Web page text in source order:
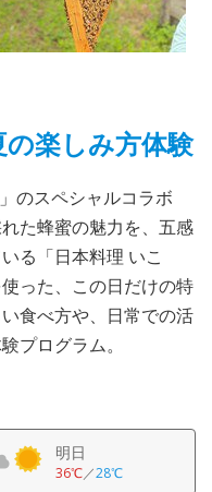
楽しみ方体験
のスペシャルコラボ
た蜂蜜の魅力を、五感
る「日本料理 いこ
った、この日だけの特
食べ方や、日常での活
プログラム。
明日
36℃／28℃